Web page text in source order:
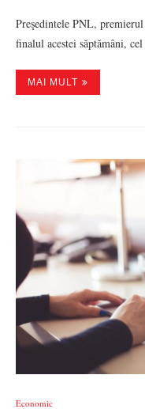
Preşedintele PNL,
finalul acestei săptămâni,
MAI MULT
Economic